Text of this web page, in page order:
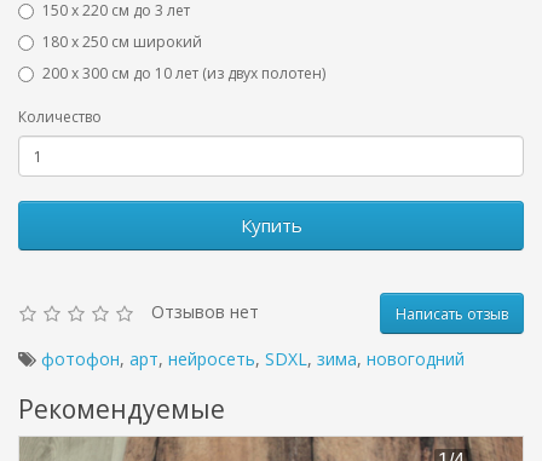
150 х 220 см до 3 лет
180 х 250 см широкий
200 х 300 см до 10 лет (из двух полотен)
Количество
Купить
Отзывов нет Написать отзыв
фотофон, арт, нейросеть, SDXL, зима, новогодний
Рекомендуемые